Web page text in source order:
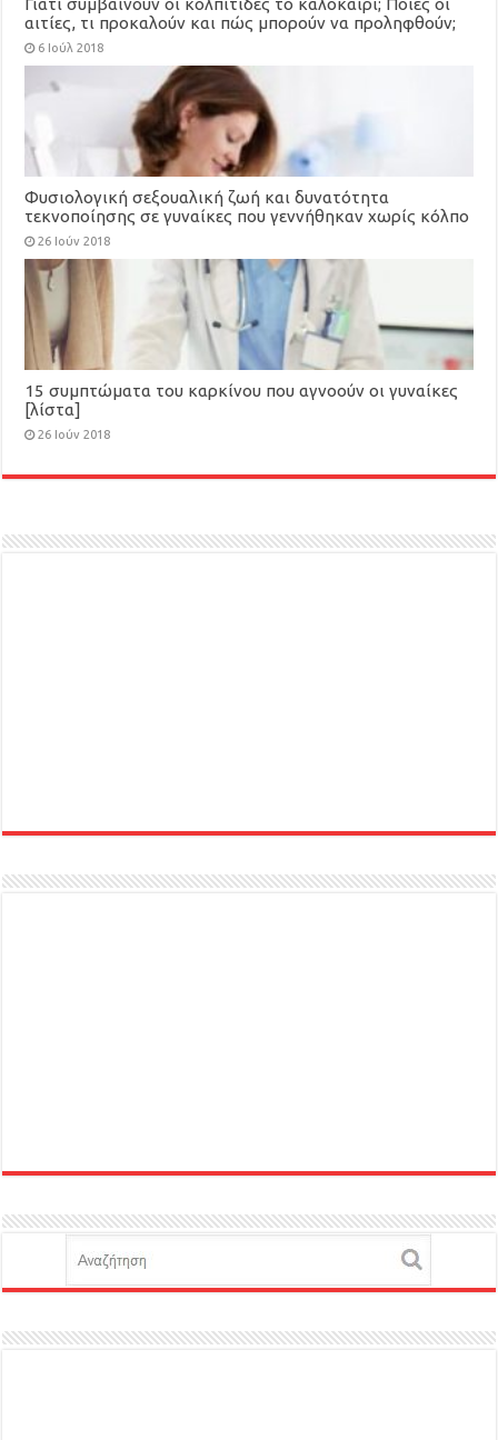
Γιατί συμβαίνουν οι κολπίτιδες το καλοκαίρι; Ποιες οι
αιτίες, τι προκαλούν και πώς μπορούν να προληφθούν;
6 Ιούλ 2018
Φυσιολογική σεξουαλική ζωή και δυνατότητα
τεκνοποίησης σε γυναίκες που γεννήθηκαν χωρίς κόλπο
26 Ιούν 2018
15 συμπτώματα του καρκίνου που αγνοούν οι γυναίκες
[λίστα]
26 Ιούν 2018